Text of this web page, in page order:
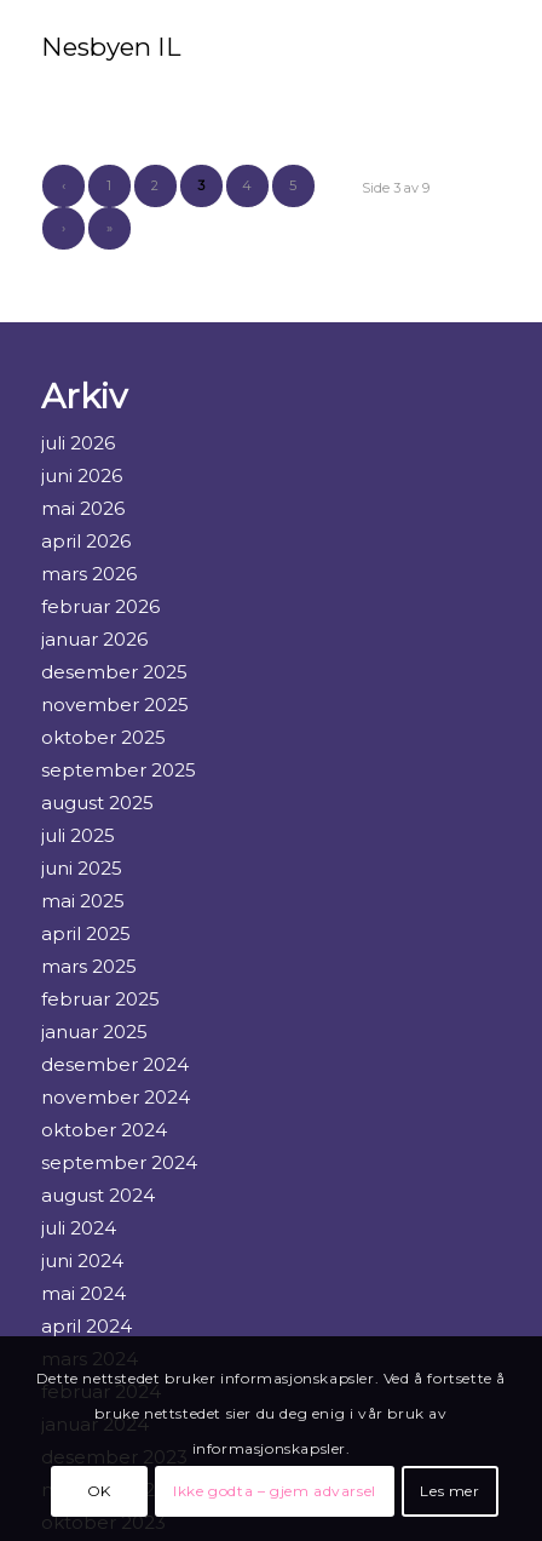
Nesbyen IL
Side 3 av 9
‹ 1 2 3 4 5
› »
Arkiv
juli 2026
juni 2026
mai 2026
april 2026
mars 2026
februar 2026
januar 2026
desember 2025
november 2025
oktober 2025
september 2025
august 2025
juli 2025
juni 2025
mai 2025
april 2025
mars 2025
februar 2025
januar 2025
desember 2024
november 2024
oktober 2024
september 2024
august 2024
juli 2024
juni 2024
mai 2024
april 2024
mars 2024
februar 2024
januar 2024
desember 2023
november 2023
oktober 2023
Dette nettstedet bruker informasjonskapsler. Ved å fortsette å
bruke nettstedet sier du deg enig i vår bruk av
informasjonskapsler.
OK Ikke godta – gjem advarsel Les mer